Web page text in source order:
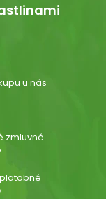
u nás
zmluvné